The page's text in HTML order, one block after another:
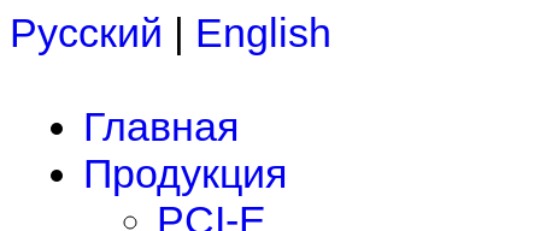
Русский | English
Главная
Продукция
PCI-E